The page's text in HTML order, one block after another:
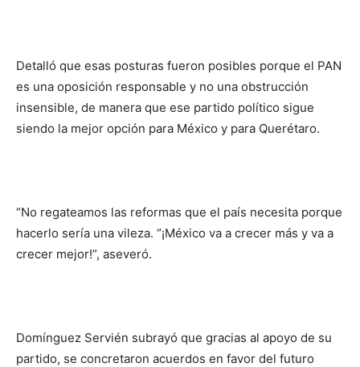
Detalló que esas posturas fueron posibles porque el PAN
es una oposición responsable y no una obstrucción
insensible, de manera que ese partido político sigue
siendo la mejor opción para México y para Querétaro.
“No regateamos las reformas que el país necesita porque
hacerlo sería una vileza. “¡México va a crecer más y va a
crecer mejor!”, aseveró.
Domínguez Servién subrayó que gracias al apoyo de su
partido, se concretaron acuerdos en favor del futuro